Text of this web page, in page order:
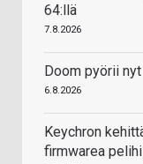
64:llä
7.8.2026
Doom pyörii
6.8.2026
Keychron
firmwarea